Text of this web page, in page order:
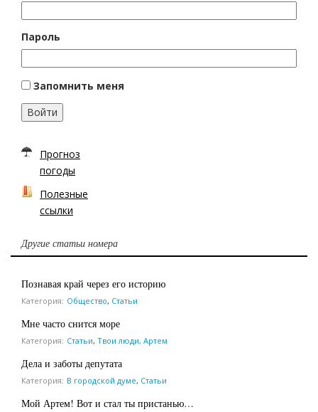
Пароль
Запомнить меня
Войти
Прогноз
погоды
Полезные
ссылки
Другие статьи номера
Познавая край через его историю
Категория: Общество, Статьи
Мне часто снится море
Категория: Статьи, Твои люди, Артем
Дела и заботы депутата
Категория: В городской думе, Статьи
Мой Артем! Вот и стал ты пристанью…